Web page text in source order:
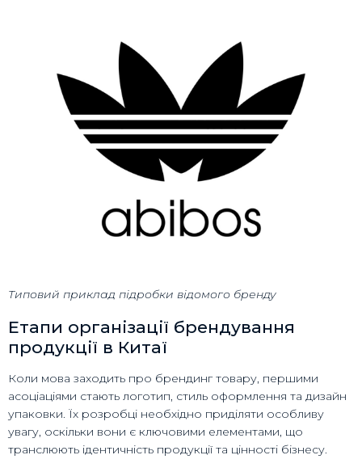
Типовий приклад підробки відомого бренду
Етапи організації брендування
продукції в Китаї
Коли мова заходить про брендинг товару, першими
асоціаціями стають логотип, стиль оформлення та дизайн
упаковки. Їх розробці необхідно приділяти особливу
увагу, оскільки вони є ключовими елементами, що
транслюють ідентичність продукції та цінності бізнесу.